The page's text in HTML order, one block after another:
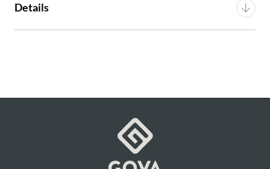
Diepte 46 cm
Details